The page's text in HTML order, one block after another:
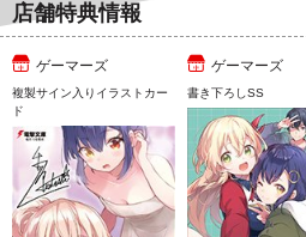
店舗特典情報
ゲーマーズ
複製サイン入りイラストカー
ド
ゲーマーズ
書き下ろしSS